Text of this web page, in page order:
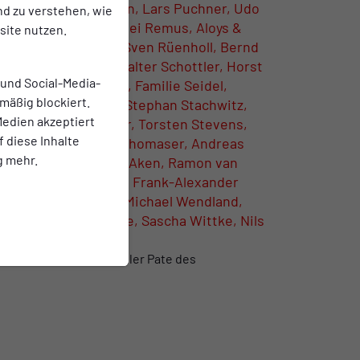
zu verstehen, wie
nutzen.
Social-Media-
blockiert.
akzeptiert
diese Inhalte
mehr.
Pascal Prokein, Lars Puchner, Udo
Rellermeyer, Nikolei Remus, Aloys &
Björn Rother, Sven Rüenholl, Bernd
Devin Scholz, Walter Schottler, Horst
Rainer Schwier, Familie Seidel,
Marcel Sroka, Stephan Stachwitz,
Timo Steinroetter, Torsten Stevens,
Thimm, Dominik Thomaser, Andreas
Andreas van Aken, Ramon van
Andreas Wagner, Frank-Alexander
Max Weiser, Michael Wendland,
Wittig, Mika Wittke, Sascha Wittke, Nils
für fünf Jahre offizieller Pate des